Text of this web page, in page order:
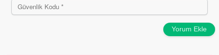
Yorum Ekle